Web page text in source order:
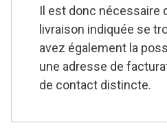
Il est donc nécessaire
livraison indiquée se
avez également la
une adresse de
de contact distincte.